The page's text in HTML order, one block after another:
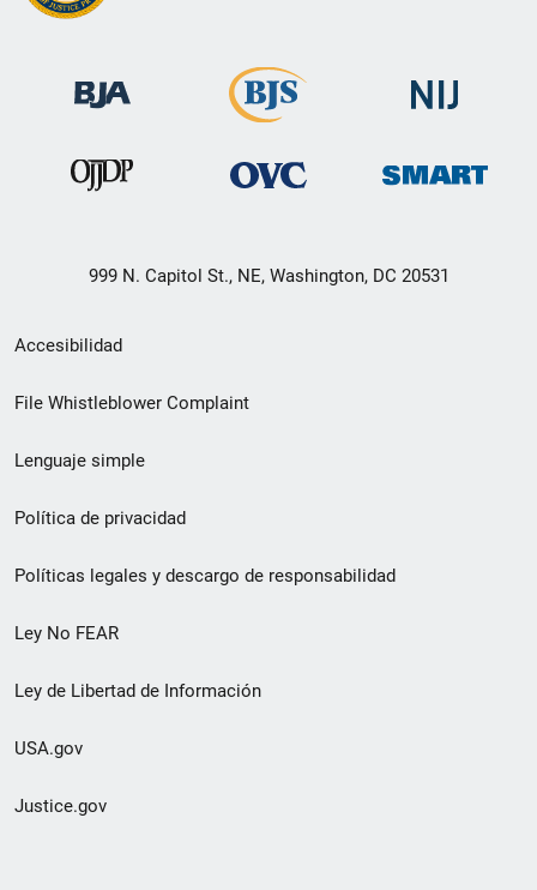
999 N. Capitol St., NE, Washington, DC 20531
Menú
de
de
pie
de
página
Accesibilidad
File Whistleblower Complaint
Lenguaje simple
Política de privacidad
Políticas legales y descargo de responsabilidad
Ley No FEAR
Ley de Libertad de Información
USA.gov
Justice.gov